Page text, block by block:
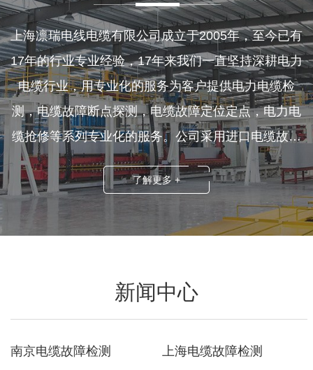
上海凛瑞电线电缆有限公司成立于2005年，至今已有
17年的行业专业经验，17年来我们一直坚持深耕电力
电缆行业，用专业化的服务为客户提供电力电缆检
测，电缆故障断点探测，电缆故障定位定点，电力电
缆抢修等系列专业化的服务。公司采用进口电缆故障
探测仪器，集中了一大批具有专业知识、丰富现场经
验、扎实电力工程技术的电缆故障定位服务工程师，
常年在中国各区域、各行业为电缆运行单位解决疑难
电缆故障和运行管理难题，服务优质高效。公司承
电话：400-677-5188
了解更多 +
新闻中心
南京电缆故障检测 上海电缆故障检测